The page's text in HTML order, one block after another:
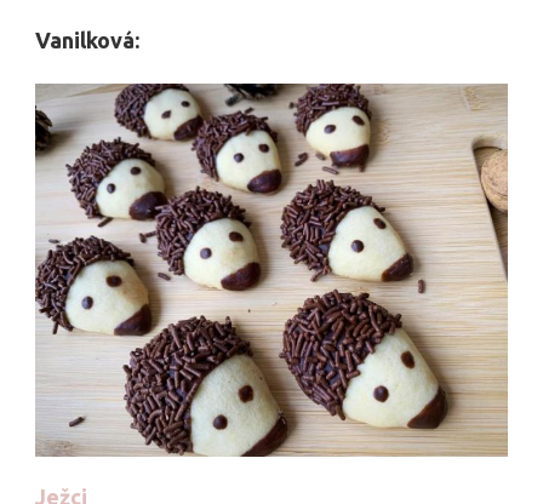
Vanilková:
Ježci